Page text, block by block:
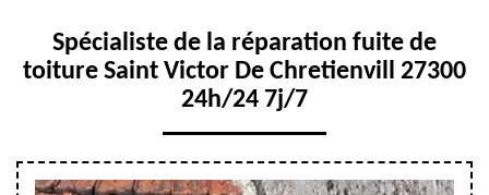
Spécialiste de la réparation fuite de
toiture Saint Victor De Chretienvill 27300
24h/24 7j/7